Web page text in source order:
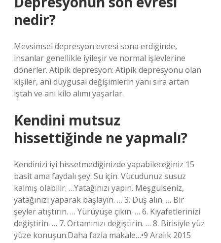
nedir?
Mevsimsel depresyon evresi sona erdiğinde,
insanlar genellikle iyileşir ve normal işlevlerine
dönerler. Atipik depresyon: Atipik depresyonu olan
kişiler, ani duygusal değişimlerin yanı sıra artan
iştah ve ani kilo alımı yaşarlar.
Kendini mutsuz
hissettiğinde ne yapmalı?
Kendinizi iyi hissetmediğinizde yapabileceğiniz 15
basit ama faydalı şey: Su için. Vücudunuz susuz
kalmış olabilir. …Yatağınızı yapın. Meşgulseniz,
yatağınızı yaparak başlayın. … 3. Duş alın. … Bir
şeyler atıştırın. … Yürüyüşe çıkın. … 6. Kıyafetlerinizi
değiştirin. … 7. Ortamınızı değiştirin. … 8. Birisiyle yüz
yüze konuşun.Daha fazla makale…•9 Aralık 2015